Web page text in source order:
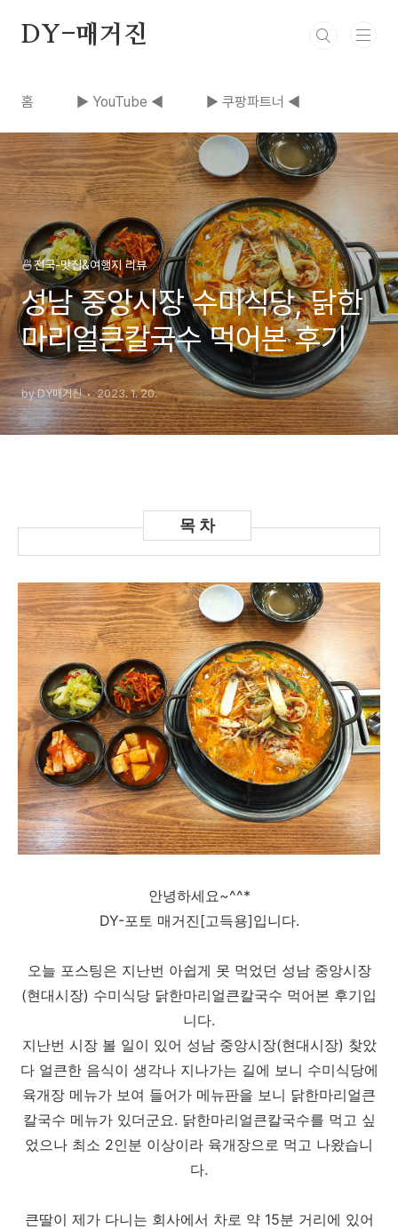
DY-매거진
홈 ▶ YouTube ◀ ▶ 쿠팡파트너 ◀
🍜전국-맛집&여행지 리뷰
성남 중앙시장 수미식당, 닭한
마리얼큰칼국수 먹어본 후기
by DY매거진 2023. 1. 20.
안녕하세요~^^*
DY-포토 매거진[고득용]입니다.
오늘 포스팅은 지난번 아쉽게 못 먹었던 성남 중앙시장
(현대시장) 수미식당 닭한마리얼큰칼국수 먹어본 후기입
니다.
지난번 시장 볼 일이 있어 성남 중앙시장(현대시장) 찾았
다 얼큰한 음식이 생각나 지나가는 길에 보니 수미식당에
육개장 메뉴가 보여 들어가 메뉴판을 보니 닭한마리얼큰
칼국수 메뉴가 있더군요. 닭한마리얼큰칼국수를 먹고 싶
었으나 최소 2인분 이상이라 육개장으로 먹고 나왔습니
다.
큰딸이 제가 다니는 회사에서 차로 약 15분 거리에 있어